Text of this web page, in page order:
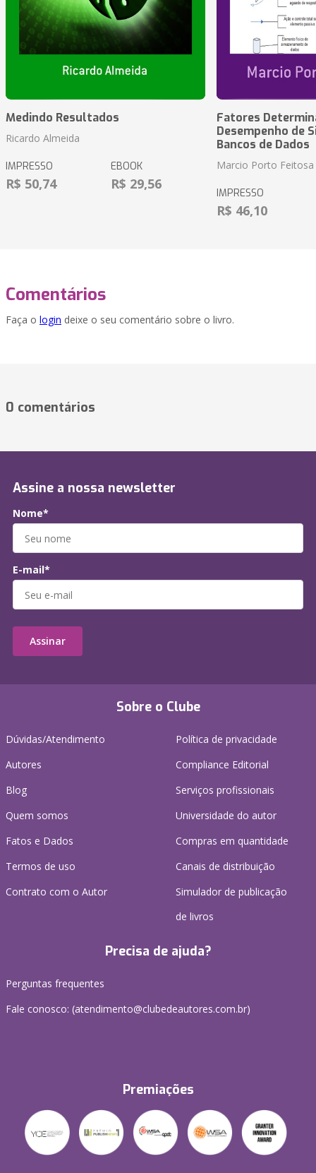
Medindo Resultados
Ricardo Almeida
IMPRESSO
R$ 50,74
EBOOK
R$ 29,56
Fatores
Desempenho de
Bancos de Dados
Marcio Porto Feitosa
IMPRESSO
R$ 46,10
Comentários
Faça o login deixe o seu comentário sobre o livro.
0 comentários
Sobre o Clube
Dúvidas/Atendimento
Autores
Blog
Quem somos
Fatos e Dados
Termos de uso
Contrato com o Autor
Política de privacidade
Compliance Editorial
Serviços profissionais
Universidade do autor
Compras em quantidade
Canais de distribuição
Simulador de publicação
de livros
Precisa de ajuda?
Perguntas frequentes
Fale conosco: (atendimento@clubedeautores.com.br)
Premiações
Assine a nossa newsletter
Nome*
E-mail*
Assinar